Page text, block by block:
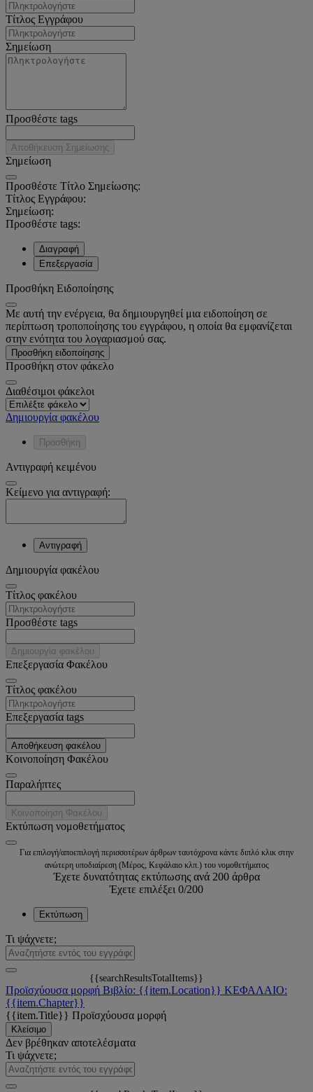
Τίτλος Εγγράφου
Σημείωση
Προσθέστε tags
Αποθήκευση Σημείωσης
Σημείωση
Προσθέστε Τίτλο Σημείωσης:
Τίτλος Εγγράφου:
Σημείωση:
Προσθέστε tags:
Διαγραφή
Επεξεργασία
Προσθήκη Ειδοποίησης
Με αυτή την ενέργεια, θα δημιουργηθεί μια ειδοποίηση σε
περίπτωση τροποποίησης του εγγράφου, η οποία θα εμφανίζεται
στην ενότητα του λογαριασμού σας.
Προσθήκη ειδοποίησης
Προσθήκη στον φάκελο
Διαθέσιμοι φάκελοι
Δημιουργία φακέλου
Προσθήκη
Αντιγραφή κειμένου
Κείμενο για αντιγραφή:
Αντιγραφή
Δημιουργία φακέλου
Tίτλος φακέλου
Προσθέστε tags
Δημιουργία φακέλου
Επεξεργασία Φακέλου
Tίτλος φακέλου
Επεξεργασία tags
Αποθήκευση φακέλου
Κοινοποίηση Φακέλου
Παραλήπτες
Κοινοποίηση Φακέλου
Εκτύπωση νομοθετήματος
Για επιλογή/αποεπιλογή περισσοτέρων άρθρων ταυτόχρονα κάντε διπλό κλικ στην
ανώτερη υποδιαίρεση (Μέρος, Κεφάλαιο κλπ.) του νομοθετήματος
Έχετε δυνατότητας εκτύπωσης ανά 200 άρθρα
Έχετε επιλέξει 0/200
Εκτύπωση
Τι ψάχνετε;
{{searchResultsTotalItems}}
Προϊσχύουσα μορφή Βιβλίο: {{item.Location}} ΚΕΦΑΛΑΙΟ:
{{item.Chapter}}
{{item.Title}} Προϊσχύουσα μορφή
Κλείσιμο
Δεν βρέθηκαν αποτελέσματα
Τι ψάχνετε;